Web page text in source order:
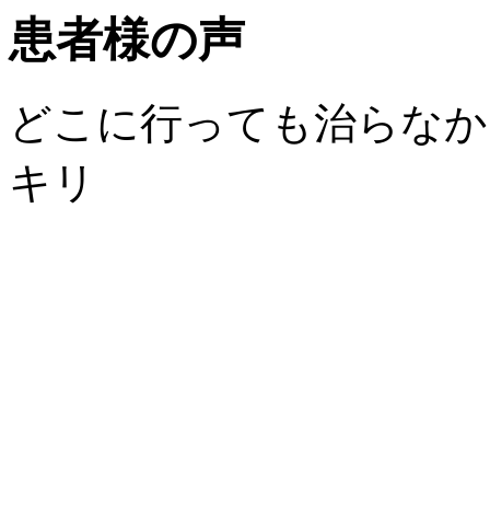
患者様の声
どこに行っても治らな
キリ